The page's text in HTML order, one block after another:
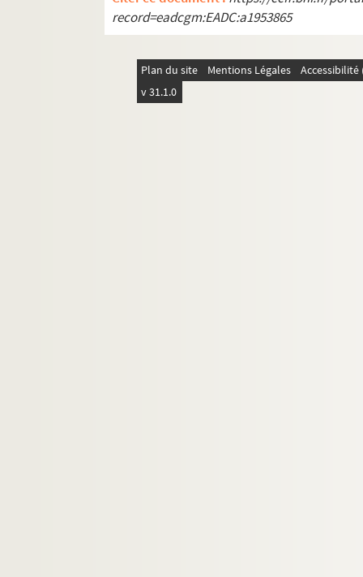
REC T 1-3. Documents photographiques et
REC Z 1. Objets.
record=eadcgm:EADC:a1953865
Plan du site Mentions Légales
v 31.1.0